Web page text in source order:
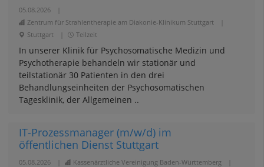
05.08.2026
Zentrum für Strahlentherapie am Diakonie-Klinikum Stuttgart
Stuttgart
Teilzeit
In unserer Klinik für Psychosomatische Medizin und
Psychotherapie behandeln wir stationär und
teilstationär 30 Patienten in den drei
Behandlungseinheiten der Psychosomatischen
Tagesklinik, der Allgemeinen ..
IT-Prozessmanager (m/w/d) im
öffentlichen Dienst Stuttgart
05.08.2026 Kassenärztliche Vereinigung Baden-Württemberg